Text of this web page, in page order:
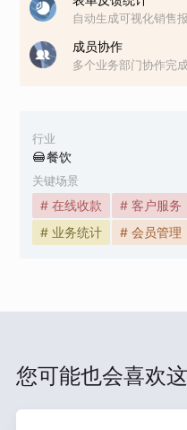
行业
餐饮
关键场景
# 在线收款 # 客户服务
# 业务统计
# 会员管理
自动生成可视化销售
成员协作
多个业务部门协作完
您可能也会喜欢